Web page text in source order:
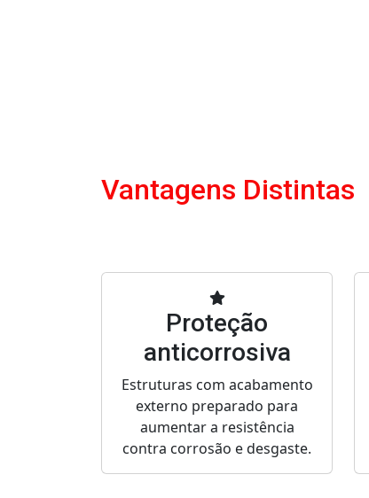
Vantagens Distintas
Proteção
anticorrosiva
Estruturas com acabamento
externo preparado para
aumentar a resistência
contra corrosão e desgaste.